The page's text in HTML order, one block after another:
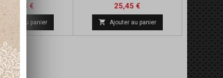
Prix
396,73 €Prix
de
base
Ajouter au panier
Prix
25,45 €
 Ajouter au panier